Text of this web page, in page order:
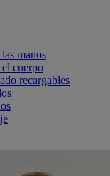
manos
cuerpo
recargables